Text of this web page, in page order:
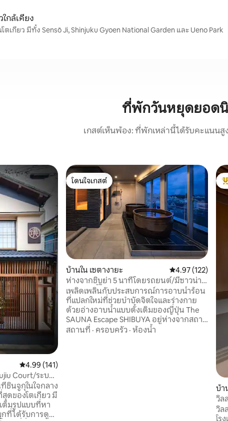
กล้เคียง
เกียว มีทั้ง Sensō Ji, Shinjuku Gyoen National Garden และ Ueno Park
ที่พักวันหยุดยอดนิ
เกสต์เห็นพ้อง: ที่พักเหล่านี้ได้รับคะแนน
คะแนนเฉลี่ย 4.99 จาก 5, 141 รีวิว
4.99 (141)
Court/ระบบ
ความร้อนใต้
จูกุ/สถานีฮิงาชิ
ด 7 คน
ชินจูกุในใจกลาง
ดของโตเกียว มี
ต็มรูปแบบที่หา
ที่ได้รับการดูแล
โดนใจเกสต์
โดนใจเกสต์
บ้านใน เซตางายะ คะแนนเฉลี่ย 4.97
4.97 (122)
ห่างจากชิบูย่า 5 นาทีโดยรถยนต์/มีซาวน่า
อ่างอาบน้ำแบบหม้อ เตาย่างบาร์บีคิวบน
ดาดฟ้า คาราโอเกะ/Wi-Fi/ส่วนลดสำหรับ
การเข้าพักติดต่อกัน/ห่างจากฮาเนดะ 25
นาที
เพลิดเพลินกับประสบการณ์การอาบน้ำร้อน
ที่แปลกใหม่ที่ช่วยบำบัดจิตใจและร่างกาย
ด้วยอ่างอาบน้ำแบบดั้งเดิมของญี่ปุ่น The
SAUNA Escape SHIBUYA อยู่ห่างจากสถานี
ชิบูย่าโดยรถยนต์ประมาณ 5 นาที และห่าง
สถานที่ · ครอบครัว · ห้องน้ำ
บ้า
วิล
อยู่
อา
วิลล่า
โร